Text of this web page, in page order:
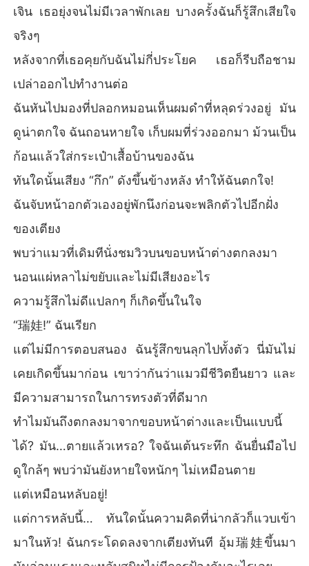
เจิน เธอยุ่งจนไม่มีเวลาพักเลย บางครั้งฉันก็รู้สึกเสียใจ
จริงๆ
หลังจากที่เธอคุยกับฉันไม่กี่ประโยค เธอก็รีบถือชาม
เปล่าออกไปทำงานต่อ
ฉันหันไปมองที่ปลอกหมอนเห็นผมดำที่หลุดร่วงอยู่ มัน
ดูน่าตกใจ ฉันถอนหายใจ เก็บผมที่ร่วงออกมา ม้วนเป็น
ก้อนแล้วใส่กระเป๋าเสื้อบ้านของฉัน
ทันใดนั้นเสียง “กึก” ดังขึ้นข้างหลัง ทำให้ฉันตกใจ!
ฉันจับหน้าอกตัวเองอยู่พักนึงก่อนจะพลิกตัวไปอีกฝั่ง
ของเตียง
พบว่าแมวที่เดิมทีนั่งชมวิวบนขอบหน้าต่างตกลงมา
นอนแผ่หลาไม่ขยับและไม่มีเสียงอะไร
ความรู้สึกไม่ดีแปลกๆ ก็เกิดขึ้นในใจ
“瑞娃!” ฉันเรียก
แต่ไม่มีการตอบสนอง ฉันรู้สึกขนลุกไปทั้งตัว นี่มันไม่
เคยเกิดขึ้นมาก่อน เขาว่ากันว่าแมวมีชีวิตยืนยาว และ
มีความสามารถในการทรงตัวที่ดีมาก
ทำไมมันถึงตกลงมาจากขอบหน้าต่างและเป็นแบบนี้
ได้? มัน…ตายแล้วเหรอ? ใจฉันเต้นระทึก ฉันยื่นมือไป
ดูใกล้ๆ พบว่ามันยังหายใจหนักๆ ไม่เหมือนตาย
แต่เหมือนหลับอยู่!
แต่การหลับนี้… ทันใดนั้นความคิดที่น่ากลัวก็แวบเข้า
มาในหัว! ฉันกระโดดลงจากเตียงทันที อุ้ม瑞娃ขึ้นมา